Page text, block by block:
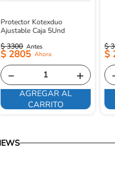
Protector Kotexduo
Ajustable Caja 5Und
$ 3300
$ 2805
＋
－
AGREGAR AL
CARRITO
$
$